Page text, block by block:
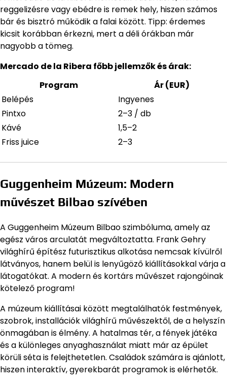
reggelizésre vagy ebédre is remek hely, hiszen számos
bár és bisztró működik a falai között. Tipp: érdemes
kicsit korábban érkezni, mert a déli órákban már
nagyobb a tömeg.
Mercado de la Ribera főbb jellemzők és árak:
Program
Ár (EUR)
Belépés
Ingyenes
Pintxo
2–3 / db
Kávé
1,5–2
Friss juice
2–3
Guggenheim Múzeum: Modern
művészet Bilbao szívében
A Guggenheim Múzeum Bilbao szimbóluma, amely az
egész város arculatát megváltoztatta. Frank Gehry
világhírű építész futurisztikus alkotása nemcsak kívülről
látványos, hanem belül is lenyűgöző kiállításokkal várja a
látogatókat. A modern és kortárs művészet rajongóinak
kötelező program!
A múzeum kiállításai között megtalálhatók festmények,
szobrok, installációk világhírű művészektől, de a helyszín
önmagában is élmény. A hatalmas tér, a fények játéka
és a különleges anyaghasználat miatt már az épület
körüli séta is felejthetetlen. Családok számára is ajánlott,
hiszen interaktív, gyerekbarát programok is elérhetők.